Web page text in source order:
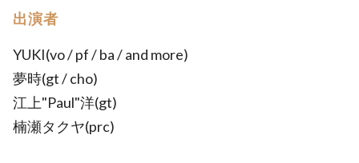
出演者
YUKI(vo / pf / ba / and more)
夢時(gt / cho)
江上"Paul"洋(gt)
楠瀬タクヤ(prc)